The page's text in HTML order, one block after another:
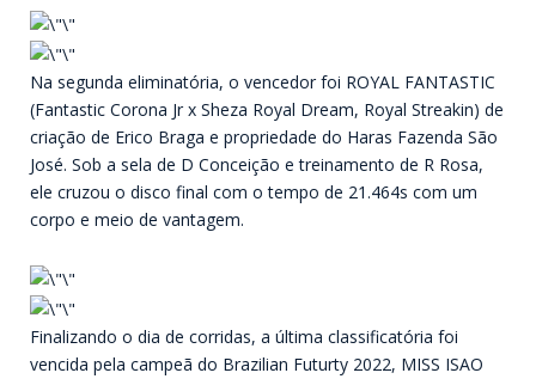
Na segunda eliminatória, o vencedor foi ROYAL FANTASTIC
(Fantastic Corona Jr x Sheza Royal Dream, Royal Streakin) de
criação de Erico Braga e propriedade do Haras Fazenda São
José. Sob a sela de D Conceição e treinamento de R Rosa,
ele cruzou o disco final com o tempo de 21.464s com um
corpo e meio de vantagem.
Finalizando o dia de corridas, a última classificatória foi
vencida pela campeã do Brazilian Futurty 2022, MISS ISAO